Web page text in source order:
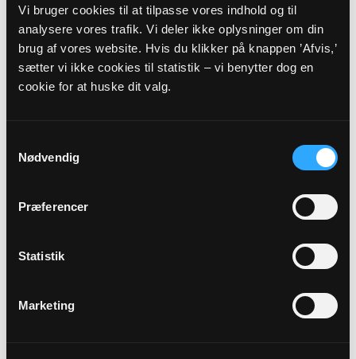
Vi bruger cookies til at tilpasse vores indhold og til
analysere vores trafik. Vi deler ikke oplysninger om din
brug af vores website. Hvis du klikker på knappen ’Afvis,’
sætter vi ikke cookies til statistik – vi benytter dog en
cookie for at huske dit valg.
Nødvendig
Præferencer
Statistik
Marketing
kl. 09:30
Præst
Hanne V. Jørgensen
9480 Løkken
Link
https://www.lokkenstorpastorat.dk/b/gudstjeneste-